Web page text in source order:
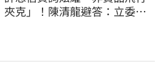
夾克」！陳清龍避答：立委質